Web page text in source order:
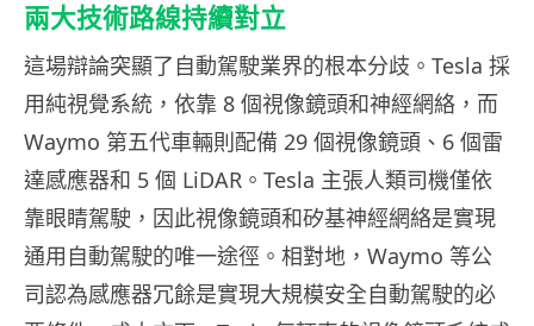
兩大技術路線持續對立
這場辯論突顯了自動駕駛業界的根本分歧。Tesla 採
用純視覺系統，依靠 8 個視像鏡頭和神經網絡，而
Waymo 第五代車輛則配備 29 個視像鏡頭、6 個雷
達感應器和 5 個 LiDAR。Tesla 主張人類司機僅依
靠眼睛駕駛，因此視像鏡頭和矽基神經網絡是實現
通用自動駕駛的唯一途徑。相對地，Waymo 等公
司認為感應器冗餘是實現大規模安全自動駕駛的必